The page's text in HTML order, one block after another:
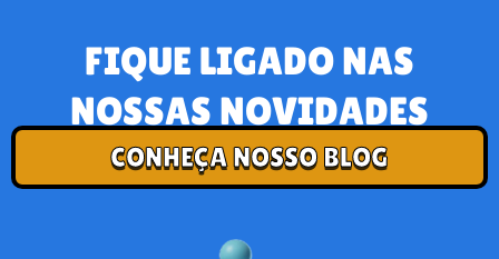
FIQUE LIGADO NAS
NOSSAS NOVIDADES
CONHEÇA NOSSO BLOG